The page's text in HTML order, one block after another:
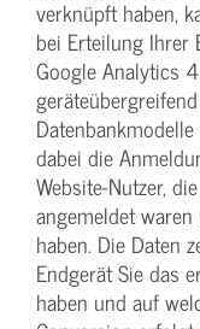
verknüpft haben,
bei Erteilung Ihrer
Google Analytics
dabei die
Website-Nutzer,
angemeldet
haben. Die Daten
Endgerät Sie das
haben und auf